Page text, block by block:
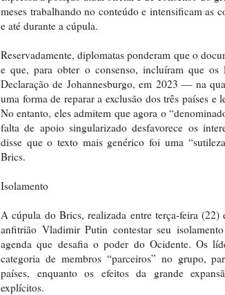
meses trabalhando no conteúdo e intensificam as
e até durante a cúpula.
Reservadamente, diplomatas ponderam que o
e que, para obter o consenso, incluíram que os
Declaração de Johannesburgo, em 2023 — na
uma forma de reparar a exclusão dos três países e
No entanto, eles admitem que agora o
falta de apoio singularizado desfavorece os
disse que o texto mais genérico foi uma
Brics.
Isolamento
A cúpula do Brics, realizada entre terça-feira
anfitrião Vladimir Putin contestar seu
agenda que desafia o poder do Ocidente. Os
categoria de membros “parceiros” no grupo,
países, enquanto os efeitos da grande
explícitos.